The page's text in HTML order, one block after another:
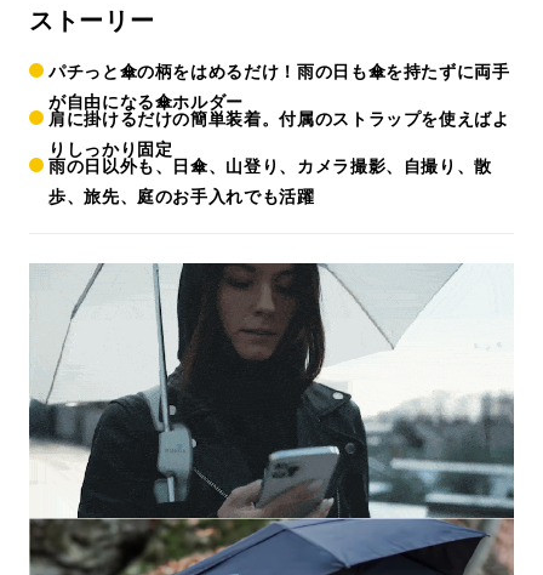
ストーリー
パチっと傘の柄をはめるだけ！雨の日も傘を持たずに両手
が自由になる傘ホルダー
肩に掛けるだけの簡単装着。付属のストラップを使えばよ
りしっかり固定
雨の日以外も、日傘、山登り、カメラ撮影、自撮り、散
歩、旅先、庭のお手入れでも活躍